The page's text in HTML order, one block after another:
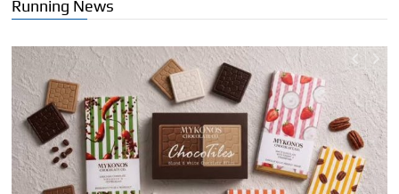
Running News